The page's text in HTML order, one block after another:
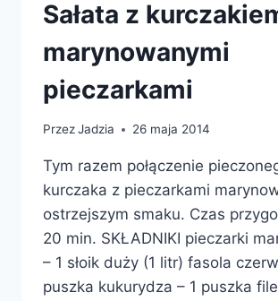
Sałata z
marynowanymi
pieczarkami
PrzezJadzia 26 maja 2014
Tym razem połączenie
kurczaka z pieczarkami
ostrzejszym smaku. Czas
20 min. SKŁADNIKI pieczarki
– 1 słoik duży (1 litr) fasola
puszka kukurydza – 1 puszka